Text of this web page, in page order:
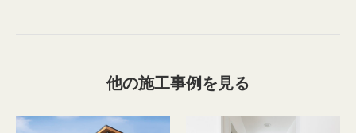
他の施工事例を見る